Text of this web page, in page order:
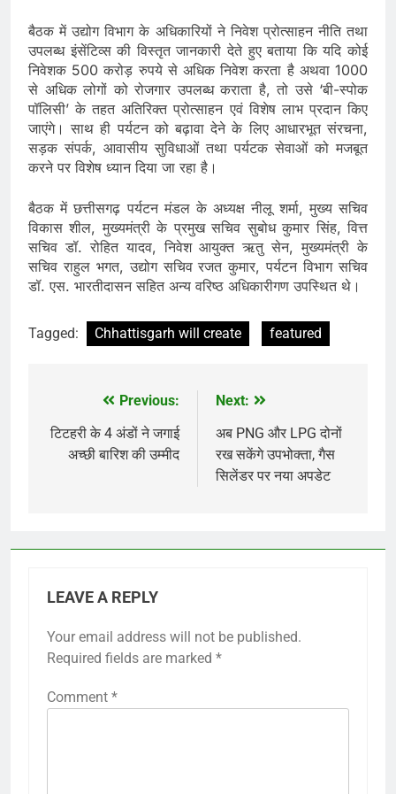
बैठक में उद्योग विभाग के अधिकारियों ने निवेश प्रोत्साहन नीति तथा
उपलब्ध इंसेंटिव्स की विस्तृत जानकारी देते हुए बताया कि यदि कोई
निवेशक 500 करोड़ रुपये से अधिक निवेश करता है अथवा 1000
से अधिक लोगों को रोजगार उपलब्ध कराता है, तो उसे ‘बी-स्पोक
पॉलिसी’ के तहत अतिरिक्त प्रोत्साहन एवं विशेष लाभ प्रदान किए
जाएंगे। साथ ही पर्यटन को बढ़ावा देने के लिए आधारभूत संरचना,
सड़क संपर्क, आवासीय सुविधाओं तथा पर्यटक सेवाओं को मजबूत
करने पर विशेष ध्यान दिया जा रहा है।
बैठक में छत्तीसगढ़ पर्यटन मंडल के अध्यक्ष नीलू शर्मा, मुख्य सचिव
विकास शील, मुख्यमंत्री के प्रमुख सचिव सुबोध कुमार सिंह, वित्त
सचिव डॉ. रोहित यादव, निवेश आयुक्त ऋतु सेन, मुख्यमंत्री के
सचिव राहुल भगत, उद्योग सचिव रजत कुमार, पर्यटन विभाग सचिव
डॉ. एस. भारतीदासन सहित अन्य वरिष्ठ अधिकारीगण उपस्थित थे।
Tagged: Chhattisgarh will create featured
navigation
Previous:
टिटहरी के 4 अंडों ने जगाई
अच्छी बारिश की उम्मीद
Next:
अब PNG और LPG दोनों
रख सकेंगे उपभोक्ता, गैस
सिलेंडर पर नया अपडेट
LEAVE A REPLY
Your email address will not be published.
Required fields are marked *
Comment *